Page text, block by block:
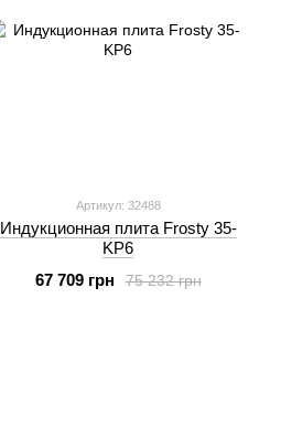
Артикул: 32488
Индукционная плита Frosty 35-
KP6
75 232 грн
67 709 грн